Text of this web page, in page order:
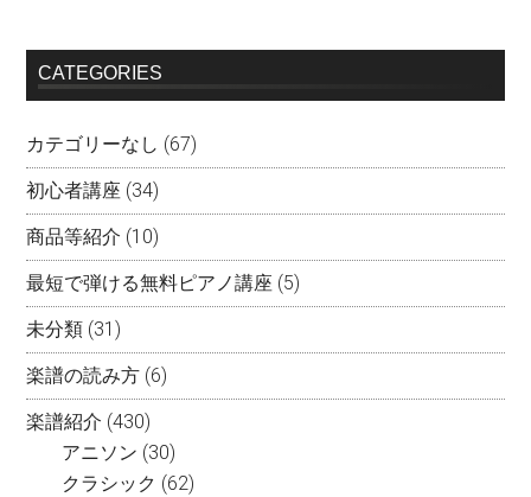
CATEGORIES
カテゴリーなし (67)
初心者講座 (34)
商品等紹介 (10)
最短で弾ける無料ピアノ講座 (5)
未分類 (31)
楽譜の読み方 (6)
楽譜紹介 (430)
アニソン (30)
クラシック (62)